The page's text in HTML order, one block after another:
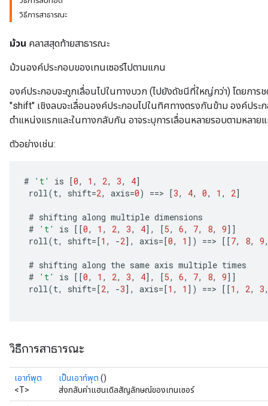
วิธีการสาธารณะ
ม้วน คลาสสุดท้ายสาธารณะ
ม้วนองค์ประกอบของเทนเซอร์ไปตามแกน
องค์ประกอบจะถูกเลื่อนไปในทางบวก (ไปยังดัชนีที่ใหญ่กว่า) โดยกา
"shift" เชิงลบจะเลื่อนองค์ประกอบไปในทิศทางตรงกันข้าม องค์ปร
ตำแหน่งแรกและในทางกลับกัน อาจระบุการเลื่อนหลายรอบตามหลาย
ตัวอย่างเช่น:
# 't' is [0, 1 , 2, 3, 4]
roll(t, shift=2, axis=0) ==> [3, 4, 0, 1 , 2]
# shifting along multiple dimensions
#
't' is [[0, 1 , 2, 3, 4] , [5, 6, 7, 8, 9]]
roll(t, shift=[1 , -2] , axis=[0, 1 ] ) ==> [[7, 8, 9
# shifting along the same axis multiple times
#
't' is [[0, 1 , 2, 3, 4] , [5, 6, 7, 8, 9]]
roll(t, shift=[2, -3] , axis=[1 , 1 ] ) ==> [[1 , 2, 3
วิธีการสาธารณะ
เอาท์พุต
<T>
เป็นเอาท์พุต ()
ส่งกลับค่าแฮนเดิลสัญลักษณ์ของเทนเซอร์